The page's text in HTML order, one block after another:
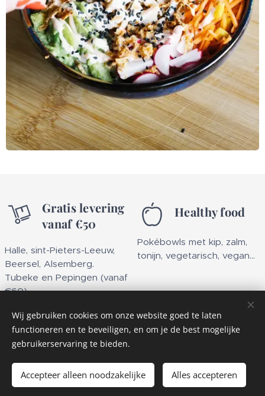
Gratis levering
vanaf €50
Halle, sint-Pieters-Leeuw,
Beersel, Alsemberg.
Tubeke en Pepingen (vanaf
€60)
Healthy food
Pokébowls met kip, zalm,
tonijn, vegetarisch, vegan...
Cookies
Wij gebruiken cookies om onze website goed te laten
functioneren en te beveiligen, en om je de best mogelijke
gebruikerservaring te bieden.
Accepteer alleen noodzakelijke Alles accepteren